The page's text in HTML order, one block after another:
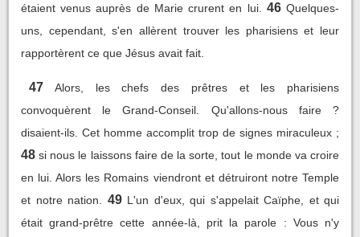
étaient venus auprès de Marie crurent en lui.
46 Quelques-
uns, cependant, s'en allèrent trouver les pharisiens et leur
rapportèrent ce que Jésus avait fait.
47
Alors, les chefs des prêtres et les pharisiens
convoquèrent le Grand-Conseil. Qu'allons-nous faire ?
disaient-ils. Cet homme accomplit trop de signes miraculeux ;
48 si nous le laissons faire de la sorte, tout le monde va croire
en lui. Alors les Romains viendront et détruiront notre Temple
et notre nation.
49 L'un d'eux, qui s'appelait Caïphe, et qui
était grand-prêtre cette année-là, prit la parole : Vous n'y